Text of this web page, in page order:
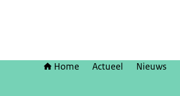
Home Actueel Nieuws